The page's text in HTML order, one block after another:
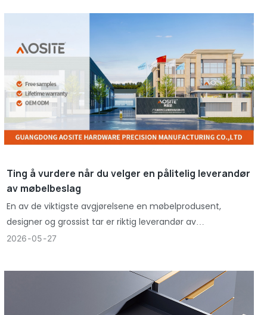
Ting å vurdere når du velger en pålitelig leverandør
av møbelbeslag
En av de viktigste avgjørelsene en møbelprodusent,
designer og grossist tar er riktig leverandør av
møbelbeslag.
2026 05 27